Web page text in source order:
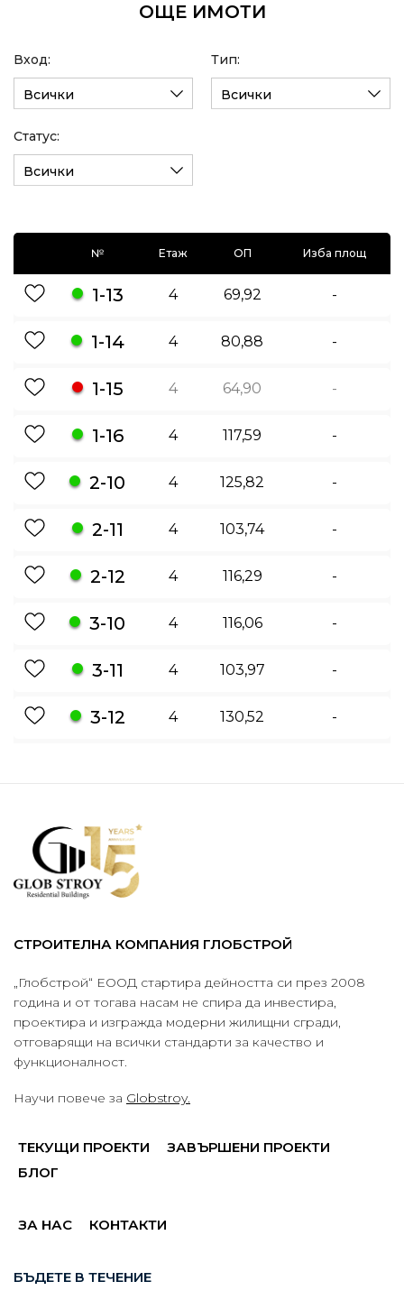
ОЩЕ ИМОТИ
Вход:
Всички
Тип:
Всички
Статус:
Всички
№ Етаж ОП Изба площ
1-13 4 69,92 -
1-14 4 80,88 -
1-15 4 64,90 -
1-16 4 117,59 -
2-10 4 125,82 -
2-11 4 103,74 -
2-12 4 116,29 -
3-10 4 116,06 -
3-11 4 103,97 -
3-12 4 130,52 -
СТРОИТЕЛНА КОМПАНИЯ ГЛОБСТРОЙ
„Глобстрой“ ЕООД стартира дейността си през 2008
година и от тогава насам не спира да инвестира,
проектира и изгражда модерни жилищни сгради,
отговарящи на всички стандарти за качество и
функционалност.
Научи повече за Globstroy.
ТЕКУЩИ ПРОЕКТИ
ЗАВЪРШЕНИ ПРОЕКТИ
БЛОГ
ЗА НАС КОНТАКТИ
БЪДЕТЕ В ТЕЧЕНИЕ